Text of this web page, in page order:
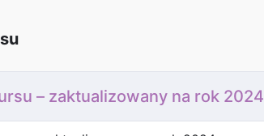
– zaktualizowany na rok 2024